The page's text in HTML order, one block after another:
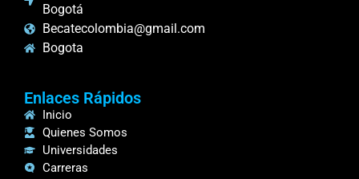
Bogotá
Becatecolombia@gmail.com
Bogota
Enlaces Rápidos
Inicio
Quienes Somos
Universidades
Carreras